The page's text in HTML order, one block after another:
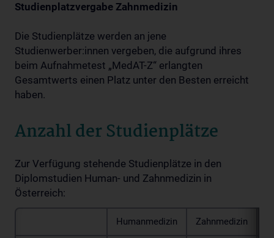
Studienplatzvergabe Zahnmedizin
Die Studienplätze werden an jene
Studienwerber:innen vergeben, die aufgrund ihres
beim Aufnahmetest „MedAT-Z“ erlangten
Gesamtwerts einen Platz unter den Besten erreicht
haben.
Anzahl der Studienplätze
Zur Verfügung stehende Studienplätze in den
Diplomstudien Human- und Zahnmedizin in
Österreich:
Humanmedizin Zahnmedizin